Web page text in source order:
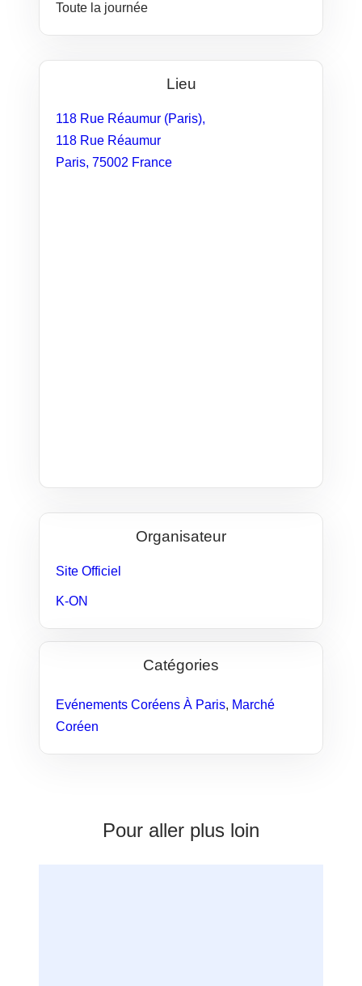
Toute la journée
Lieu
118 Rue Réaumur (Paris),
118 Rue Réaumur
Paris, 75002 France
Organisateur
Site Officiel
K-ON
Catégories
Evénements Coréens À Paris, Marché
Coréen
Pour aller plus loin